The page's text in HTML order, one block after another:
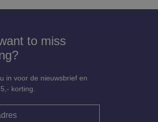
to miss
in voor de nieuwsbrief en
korting.